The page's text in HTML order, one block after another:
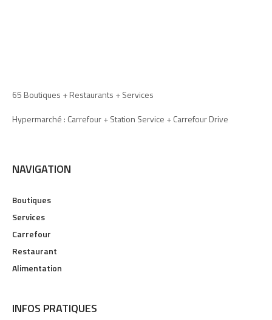
65 Boutiques + Restaurants + Services
Hypermarché : Carrefour + Station Service + Carrefour Drive
NAVIGATION
Boutiques
Services
Carrefour
Restaurant
Alimentation
INFOS PRATIQUES